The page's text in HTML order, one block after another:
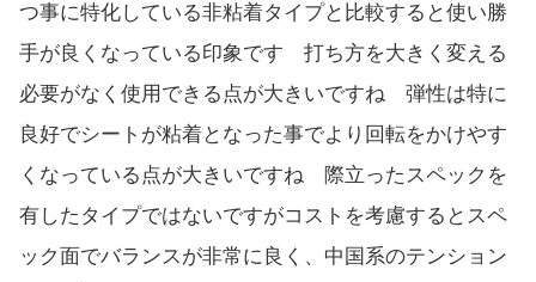
つ事に特化している非粘着タイプと比較すると使い勝
手が良くなっている印象です 打ち方を大きく変える
必要がなく使用できる点が大きいですね 弾性は特に
良好でシートが粘着となった事でより回転をかけやす
くなっている点が大きいですね 際立ったスペックを
有したタイプではないですがコストを考慮するとスペ
ック面でバランスが非常に良く、中国系のテンション